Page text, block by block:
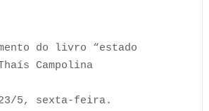
do livro “estado
Campolina
5, sexta-feira.